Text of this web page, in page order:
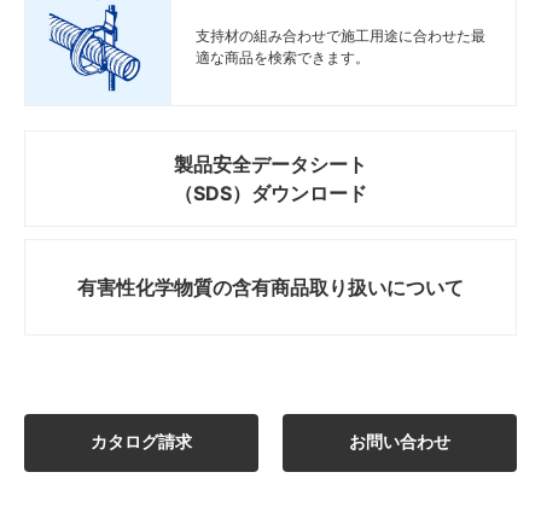
支持材の組み合わせで施工用途に合わせた最
適な商品を検索できます。
製品安全データシート
（SDS）ダウンロード
有害性化学物質の含有商品取り扱いについて
カタログ請求 お問い合わせ